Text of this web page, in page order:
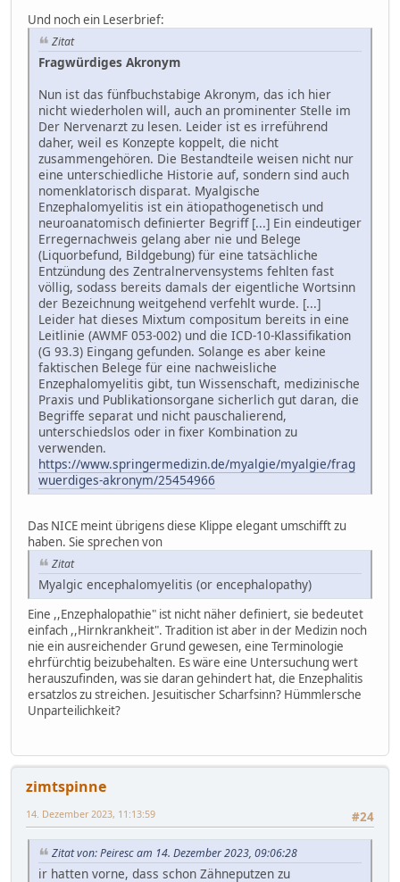
Und noch ein Leserbrief:
Zitat
Fragwürdiges Akronym
Nun ist das fünfbuchstabige Akronym, das ich hier
nicht wiederholen will, auch an prominenter Stelle im
Der Nervenarzt zu lesen. Leider ist es irreführend
daher, weil es Konzepte koppelt, die nicht
zusammengehören. Die Bestandteile weisen nicht nur
eine unterschiedliche Historie auf, sondern sind auch
nomenklatorisch disparat. Myalgische
Enzephalomyelitis ist ein ätiopathogenetisch und
neuroanatomisch definierter Begriff [...] Ein eindeutiger
Erregernachweis gelang aber nie und Belege
(Liquorbefund, Bildgebung) für eine tatsächliche
Entzündung des Zentralnervensystems fehlten fast
völlig, sodass bereits damals der eigentliche Wortsinn
der Bezeichnung weitgehend verfehlt wurde. [...]
Leider hat dieses Mixtum compositum bereits in eine
Leitlinie (AWMF 053-002) und die ICD-10-Klassifikation
(G 93.3) Eingang gefunden. Solange es aber keine
faktischen Belege für eine nachweisliche
Enzephalomyelitis gibt, tun Wissenschaft, medizinische
Praxis und Publikationsorgane sicherlich gut daran, die
Begriffe separat und nicht pauschalierend,
unterschiedslos oder in fixer Kombination zu
verwenden.
https://www.springermedizin.de/myalgie/myalgie/frag
wuerdiges-akronym/25454966
Das NICE meint übrigens diese Klippe elegant umschifft zu
haben. Sie sprechen von
Zitat
Myalgic encephalomyelitis (or encephalopathy)
Eine ,,Enzephalopathie" ist nicht näher definiert, sie bedeutet
einfach ,,Hirnkrankheit". Tradition ist aber in der Medizin noch
nie ein ausreichender Grund gewesen, eine Terminologie
ehrfürchtig beizubehalten. Es wäre eine Untersuchung wert
herauszufinden, was sie daran gehindert hat, die Enzephalitis
ersatzlos zu streichen. Jesuitischer Scharfsinn? Hümmlersche
Unparteilichkeit?
zimtspinne
#24
14. Dezember 2023, 11:13:59
Zitat von: Peiresc am 14. Dezember 2023, 09:06:28
ir hatten vorne, dass schon Zähneputzen zu